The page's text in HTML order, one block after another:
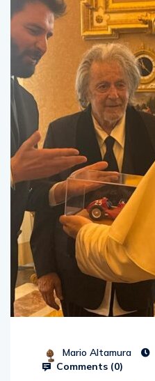
Mario Altamura
Comments (0)